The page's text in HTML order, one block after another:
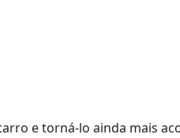
e torná-lo ainda mais